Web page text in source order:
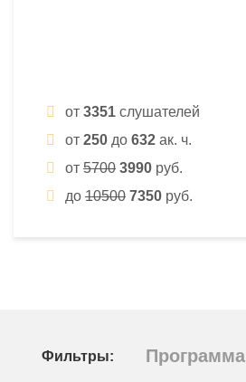
от 3351 слушателей
от 250 до 632 ак. ч.
от 5700 3990 руб.
до 10500 7350 руб.
Фильтры:
Программа